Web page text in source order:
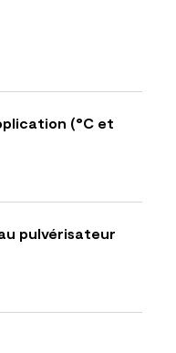
(°C et
pulvérisateur